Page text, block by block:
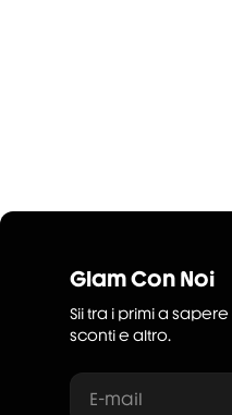
Glam Con Noi
Sii tra i primi a
sconti e altro.
E-mail